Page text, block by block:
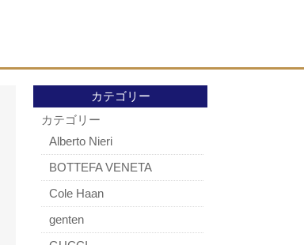
カテゴリー
カテゴリー
Alberto Nieri
BOTTEFA VENETA
Cole Haan
genten